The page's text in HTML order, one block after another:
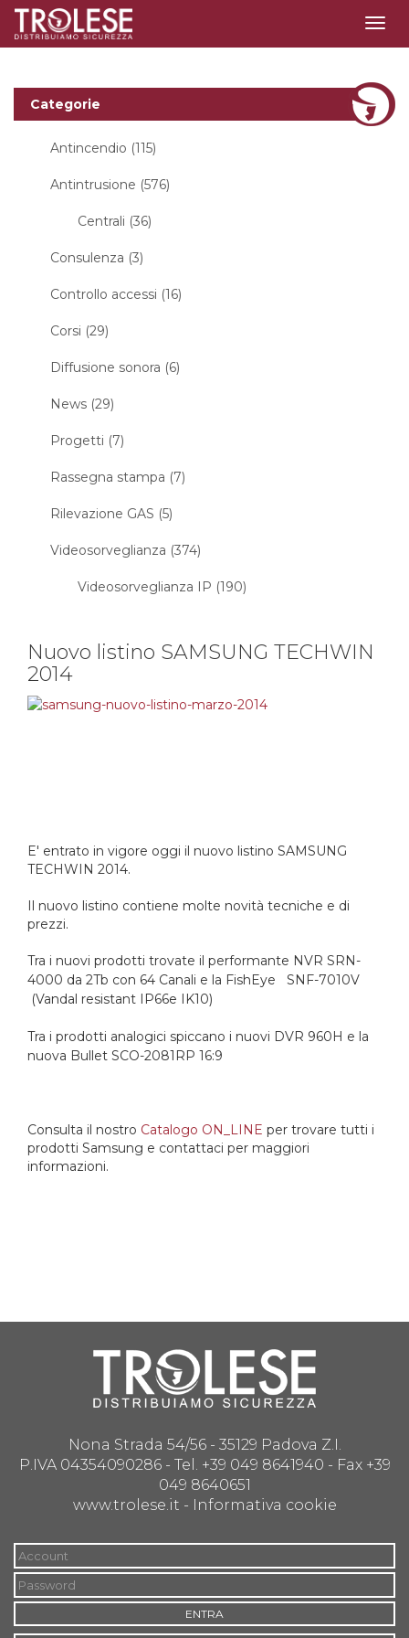
Categorie
Antincendio (115)
Antintrusione (576)
Centrali (36)
Consulenza (3)
Controllo accessi (16)
Corsi (29)
Diffusione sonora (6)
News (29)
Progetti (7)
Rassegna stampa (7)
Rilevazione GAS (5)
Videosorveglianza (374)
Videosorveglianza IP (190)
Nuovo listino SAMSUNG TECHWIN
2014
E' entrato in vigore oggi il nuovo listino SAMSUNG
TECHWIN 2014.
Il nuovo listino contiene molte novità tecniche e di
prezzi.
Tra i nuovi prodotti trovate il performante NVR SRN-
4000 da 2Tb con 64 Canali e la FishEye SNF-7010V
(Vandal resistant IP66e IK10)
Tra i prodotti analogici spiccano i nuovi DVR 960H e la
nuova Bullet SCO-2081RP 16:9
Consulta il nostro Catalogo ON_LINE per trovare tutti i
prodotti Samsung e contattaci per maggiori
informazioni.
Nona Strada 54/56 - 35129 Padova Z.I.
P.IVA 04354090286 - Tel. +39 049 8641940 - Fax +39
049 8640651
www.trolese.it -
Informativa cookie
ENTRA